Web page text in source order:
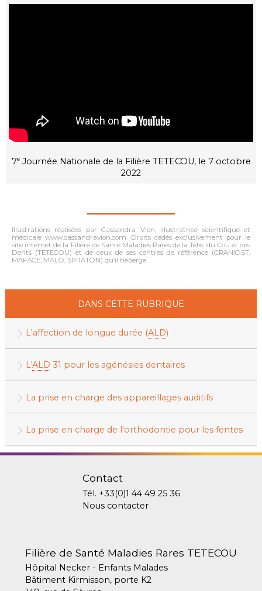
7e Journée Nationale de la Filière TETECOU, le 7 octobre
2022
Illustrations réalisées par Cassandra Vion, illustratrice scientifique et
médicale www.cassandravion.com. Droits cédés exclusivement pour le
site internet de la Filière de Santé Maladies Rares de la Tête, du Cou et des
Dents (TETECOU) et de ceux de ses centres de référence (CRANIOST,
MAFACE, MALO, SPRATON) qu’il héberge
DANS CETTE RUBRIQUE
L'affection de longue durée (ALD)
L'ALD 31 pour les agénésies dentaires
La prise en charge des appareillages auditifs
La prise en charge de l'orthodontie pour les fentes
Contact
Tél. +33(0)1 44 49 25 36
Nous contacter
Filière de Santé Maladies Rares TETECOU
Hôpital Necker - Enfants Malades
Bâtiment Kirmisson, porte K2